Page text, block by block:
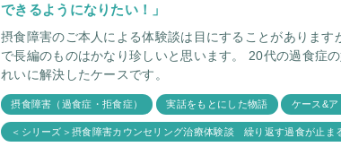
できるようになりたい！」
摂食障害のご本人による体験談は目にすることがあります
で長編のものはかなり珍しいと思います。 20代の過食症の娘さんのご相談がとてもき
れいに解決したケースです。
摂食障害（過食症・拒食症） 実話をもとにした物語 ケース&ア
＜シリーズ＞摂食障害カウンセリング治療体験談 繰り返す過食が止ま